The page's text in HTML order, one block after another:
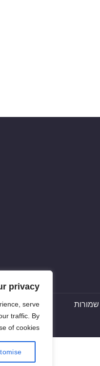
privacy
serve
traffic. By
of cookies.